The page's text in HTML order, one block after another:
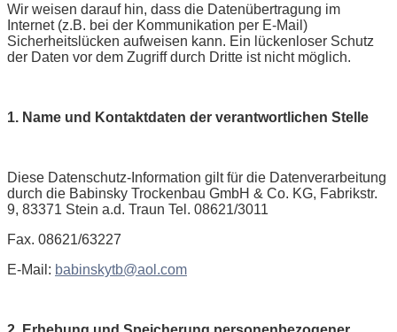
Wir weisen darauf hin, dass die Datenübertragung im
Internet (z.B. bei der Kommunikation per E-Mail)
Sicherheitslücken aufweisen kann. Ein lückenloser Schutz
der Daten vor dem Zugriff durch Dritte ist nicht möglich.
1. Name und Kontaktdaten der verantwortlichen Stelle
Diese Datenschutz-Information gilt für die Datenverarbeitung
durch die Babinsky Trockenbau GmbH & Co. KG, Fabrikstr.
9, 83371 Stein a.d. Traun Tel. 08621/3011
Fax. 08621/63227
E-Mail: babinskytb@aol.com